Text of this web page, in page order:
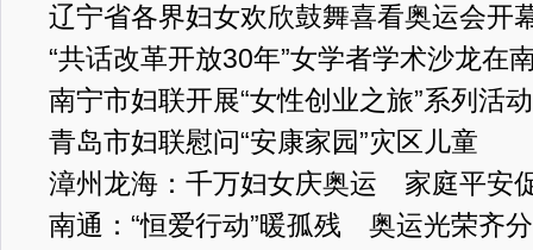
辽宁省各界妇女欢欣鼓舞喜看奥运会开
“共话改革开放30年”女学者学术沙龙在
南宁市妇联开展“女性创业之旅”系列活动
青岛市妇联慰问“安康家园”灾区儿童
漳州龙海：千万妇女庆奥运 家庭平安
南通：“恒爱行动”暖孤残 奥运光荣齐